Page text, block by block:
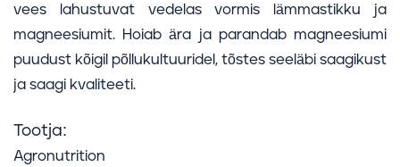
vees lahustuvat vedelas vormis lämmastikku ja
magneesiumit. Hoiab ära ja parandab magneesiumi
puudust kõigil põllukultuuridel, tõstes seeläbi saagikust
ja saagi kvaliteeti.
Tootja:
Agronutrition